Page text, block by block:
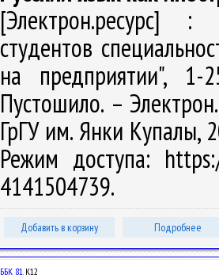
[Электрон.ресурс] :
студентов
на предприятии",
Пустошило. –
ГрГУ им. Янки Купалы,
Режим доступа:
4141504739.
Добавить в корзину Подробнее
ББК 81.К12